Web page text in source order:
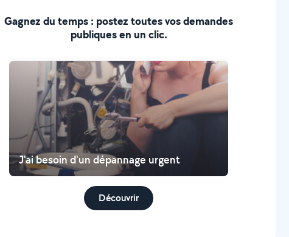
Gagnez du temps : postez toutes vos demandes
publiques en un clic.
J'ai besoin d'un dépannage urgent
Découvrir